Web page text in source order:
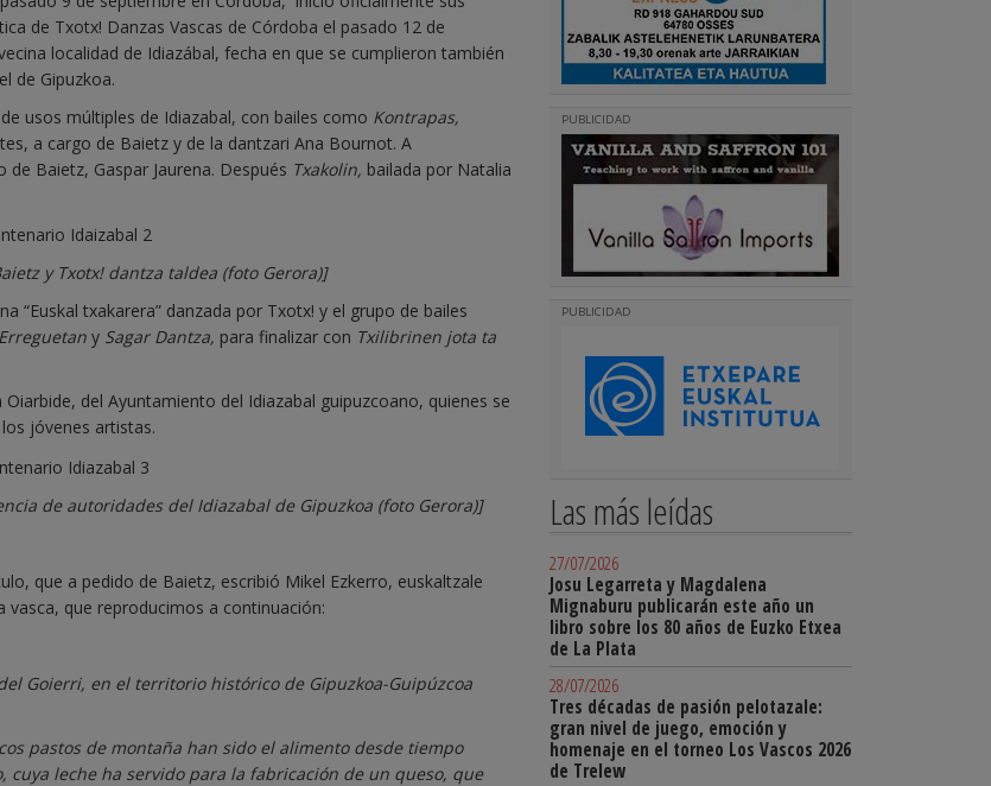
de Txotx! Danzas Vascas de Córdoba el pasado 12 de
localidad de Idiazábal, fecha en que se cumplieron también
de Gipuzkoa.
usos múltiples de Idiazabal, con bailes como Kontrapas,
a cargo de Baietz y de la dantzari Ana Bournot. A
Baietz, Gaspar Jaurena. Después Txakolin, bailada por Natalia
y Txotx! dantza taldea (foto Gerora)]
“Euskal txakarera” danzada por Txotx! y el grupo de bailes
y Sagar Dantza, para finalizar con Txilibrinen jota ta
del Ayuntamiento del Idiazabal guipuzcoano, quienes se
jóvenes artistas.
de autoridades del Idiazabal de Gipuzkoa (foto Gerora)]
que a pedido de Baietz, escribió Mikel Ezkerro, euskaltzale
que reproducimos a continuación:
Goierri, en el territorio histórico de Gipuzkoa-Guipúzcoa
pastos de montaña han sido el alimento desde tiempo
cuya leche ha servido para la fabricación de un queso, que
PUBLICIDAD
PUBLICIDAD
Las más leídas
27/07/2026
Josu Legarreta y Magdalena
Mignaburu publicarán este año un
libro sobre los 80 años de Euzko Etxea
de La Plata
28/07/2026
Tres décadas de pasión pelotazale:
gran nivel de juego, emoción y
homenaje en el torneo Los Vascos 2026
de Trelew